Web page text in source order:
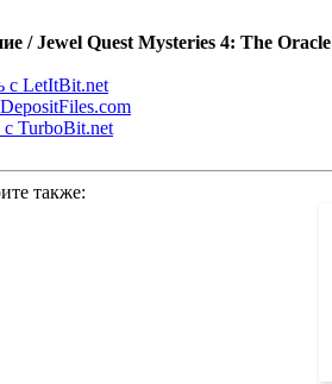
/ Jewel Quest Mysteries 4: The
с LetItBit.net
с TurboBit.net
также: